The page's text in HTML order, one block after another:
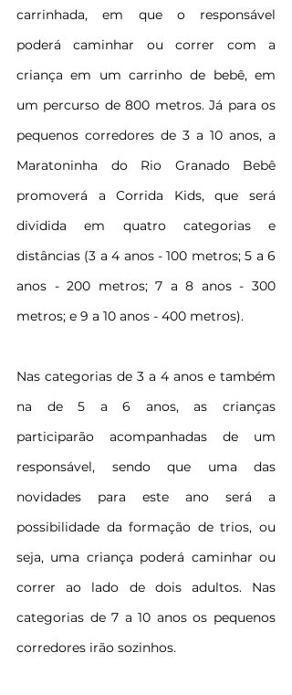
carrinhada, em que o responsável
poderá caminhar ou correr com a
criança em um carrinho de bebê, em
um percurso de 800 metros. Já para os
pequenos corredores de 3 a 10 anos, a
Maratoninha do Rio Granado Bebê
promoverá a Corrida Kids, que será
dividida em quatro categorias e
distâncias (3 a 4 anos - 100 metros; 5 a 6
anos - 200 metros; 7 a 8 anos - 300
metros; e 9 a 10 anos - 400 metros).
Nas categorias de 3 a 4 anos e também
na de 5 a 6 anos, as crianças
participarão acompanhadas de um
responsável, sendo que uma das
novidades para este ano será a
possibilidade da formação de trios, ou
seja, uma criança poderá caminhar ou
correr ao lado de dois adultos. Nas
categorias de 7 a 10 anos os pequenos
corredores irão sozinhos.